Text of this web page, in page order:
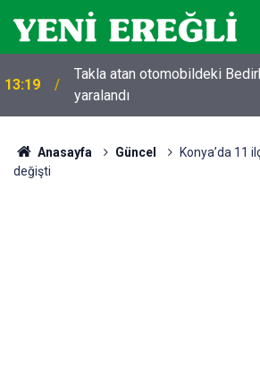
13:19
Takla atan otomobildeki
yaralandı
Anasayfa Güncel
Konya’da 11
değişti